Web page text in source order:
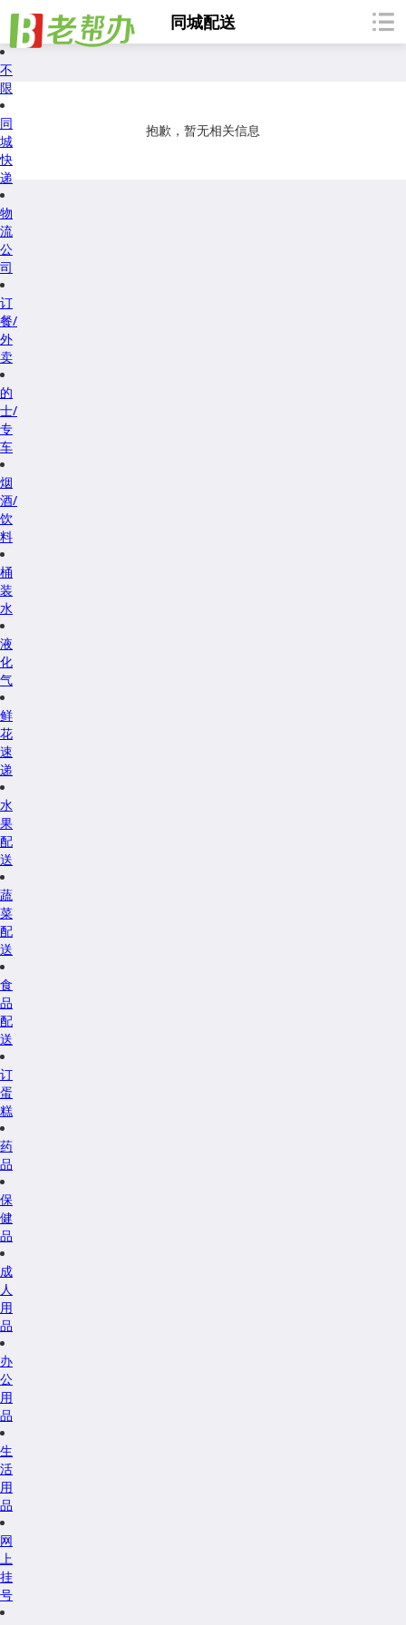
同城配送
不
限
同
城
快
递
物
流
公
司
订
餐/
外
卖
的
士/
专
车
烟
酒/
饮
料
桶
装
水
液
化
气
鲜
花
速
递
水
果
配
送
蔬
菜
配
送
食
品
配
送
订
蛋
糕
药
品
保
健
品
成
人
用
品
办
公
用
品
生
活
用
品
网
上
挂
号
抱歉，暂无相关信息